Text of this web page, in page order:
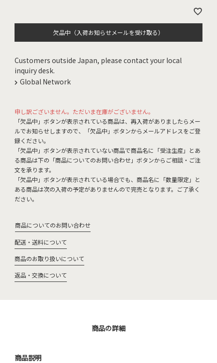
欠品中（入荷お知らせメールを受け取る）
Customers outside Japan, please contact your local
inquiry desk.
Global Network
申し訳ございません。ただいま在庫がございません。
「欠品中」ボタンが表示されている商品は、再入荷がありましたらメー
ルでお知らせしますので、「欠品中」ボタンからメールアドレスをご登
録ください。
「欠品中」ボタンが表示されていない商品で商品名に「受注生産」とあ
る商品は下の「商品についてのお問い合わせ」ボタンからご相談・ご注
文を承ります。
「欠品中」ボタンが表示されている場合でも、商品名に「数量限定」と
ある商品は次の入荷の予定がありませんので完売となります。ご了承く
ださい。
商品についてのお問い合わせ
配送・送料について
商品のお取り扱いについて
返品・交換について
商品の詳細
商品説明